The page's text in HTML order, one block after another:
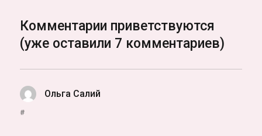
Комментарии приветствуются
(уже оставили 7 комментариев)
Ольга Салий
#